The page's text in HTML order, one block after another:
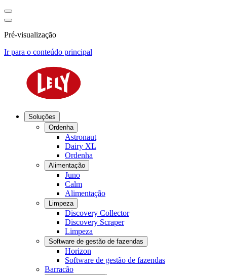
Pré-visualização
Ir para o conteúdo principal
Soluções
Ordenha
Astronaut
Dairy XL
Ordenha
Alimentação
Juno
Calm
Alimentação
Limpeza
Discovery Collector
Discovery Scraper
Limpeza
Software de gestão de fazendas
Horizon
Software de gestão de fazendas
Barracão